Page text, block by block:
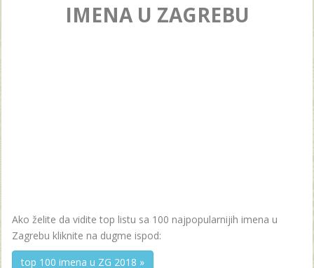
IMENA U ZAGREBU
Ako želite da vidite top listu sa 100 najpopularnijih imena u
Zagrebu kliknite na dugme ispod:
top 100 imena u ZG 2018 »